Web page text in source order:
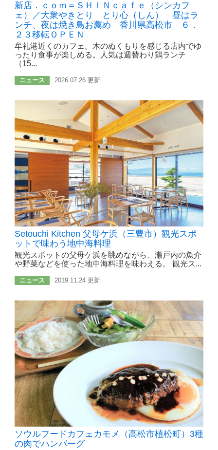
新店．ｃｏｍ＝ＳＨＩＮｃａｆｅ（シンカフ
ェ）／大衆やきとり とり心（しん） 昼はラ
ンチ、夜は焼き鳥お薦め 香川県高松市 ６．
２３移転ＯＰＥＮ
牟礼港近くのカフェ。木のぬくもりを感じる店内でゆ
ったり食事が楽しめる。人気は週替わり鶏ランチ
（15...
ニュース 2026.07.26 更新
Setouchi Kitchen 父母ケ浜（三豊市）観光スポ
ットで味わう地中海料理
観光スポットの父母ケ浜を眺めながら、瀬戸内の魚介
や野菜などを使った地中海料理を味わえる。 観光ス...
ニュース 2019.11.24 更新
ソウルフードカフェカモメ（高松市植松町）3種
の肉でハンバーグ